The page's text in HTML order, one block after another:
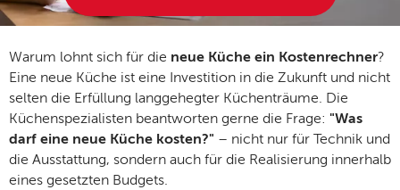
Warum lohnt sich für die neue Küche ein Kostenrechner?
Eine neue Küche ist eine Investition in die Zukunft und nicht
selten die Erfüllung langgehegter Küchenträume. Die
Küchenspezialisten beantworten gerne die Frage: "Was
darf eine neue Küche kosten?" – nicht nur für Technik und
die Ausstattung, sondern auch für die Realisierung innerhalb
eines gesetzten Budgets.